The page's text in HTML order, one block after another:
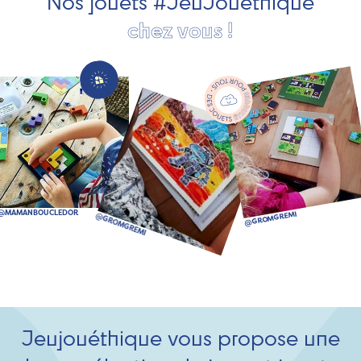
chez vous !
Jeujouéthique vous propose une